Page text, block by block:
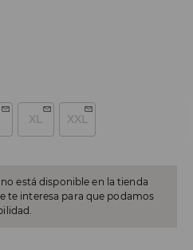
XL XXL
está disponible en la tienda
te interesa para que podamos